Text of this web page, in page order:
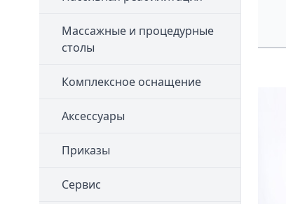
Массажные и процедурные
столы
Комплексное оснащение
Аксессуары
Приказы
Сервис